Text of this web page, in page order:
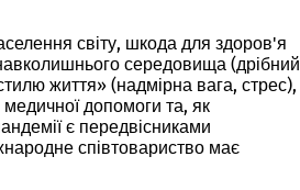
світу, шкода для здоров'я
середовища (дрібний
життя» (надмірна вага, стрес),
медичної допомоги та, як
є передвісниками
співтовариство має